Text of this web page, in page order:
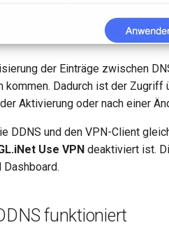
der Einträge zwischen
kommen. Dadurch ist der
Aktivierung oder nach einer
DDNS und den VPN-Client
Use VPN deaktiviert ist.
funktioniert